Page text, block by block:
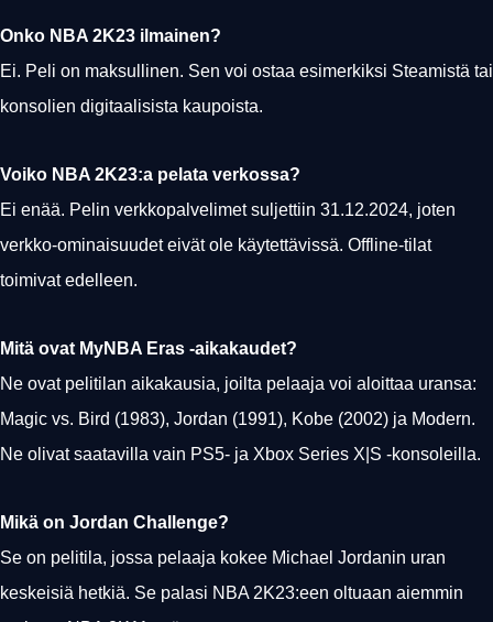
Onko NBA 2K23 ilmainen?
Ei. Peli on maksullinen. Sen voi ostaa esimerkiksi Steamistä tai
konsolien digitaalisista kaupoista.
Voiko NBA 2K23:a pelata verkossa?
Ei enää. Pelin verkkopalvelimet suljettiin 31.12.2024, joten
verkko-ominaisuudet eivät ole käytettävissä. Offline-tilat
toimivat edelleen.
Mitä ovat MyNBA Eras -aikakaudet?
Ne ovat pelitilan aikakausia, joilta pelaaja voi aloittaa uransa:
Magic vs. Bird (1983), Jordan (1991), Kobe (2002) ja Modern.
Ne olivat saatavilla vain PS5- ja Xbox Series X|S -konsoleilla.
Mikä on Jordan Challenge?
Se on pelitila, jossa pelaaja kokee Michael Jordanin uran
keskeisiä hetkiä. Se palasi NBA 2K23:een oltuaan aiemmin